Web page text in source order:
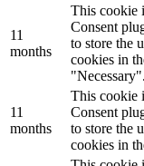
11
months
This cookie
Consent
to store the
cookies in
"Necessary".
11
months
This cookie
Consent
to store the
cookies in